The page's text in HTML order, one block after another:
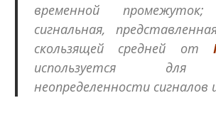
временной
сигнальная,
скользящей средней от
используется для
неопределенности сигналов